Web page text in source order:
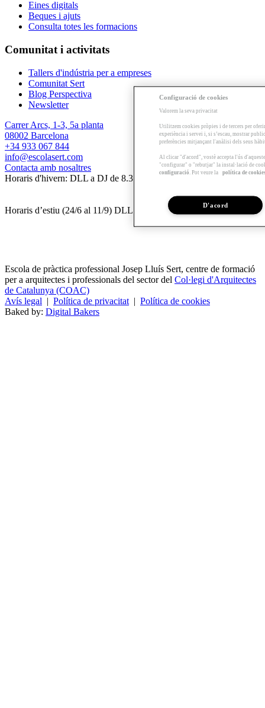
Eines digitals
Beques i ajuts
Consulta totes les formacions
Comunitat i activitats
Tallers d'indústria per a empreses
Comunitat Sert
Blog Perspectiva
Newsletter
Carrer Arcs, 1-3, 5a planta
08002 Barcelona
+34 933 067 844
info@escolasert.com
Contacta amb nosaltres
Horaris d'hivern: DLL a DJ de 8.30 a 16.30 h / DV de 8.30 a 14 h.
Horaris d’estiu (24/6 al 11/9) DLL a DV de 8.30 a 14 h.
Escola de pràctica professional Josep Lluís Sert, centre de formació
per a arquitectes i professionals del sector del Col·legi d'Arquitectes
de Catalunya (COAC)
Avís legal | Política de privacitat | Política de cookies
Baked by: Digital Bakers
Configuració de cookies
Valorem la seva privacitat
Utilitzem cookies pròpies i de tercers per
experiència i servei i, si s’escau, mostrar
preferències mitjançant l'anàlisi dels seus
Al clicar "d'acord", vostè accepta l'ús
"configurar" o "rebutjar" la instal·lació de
configuració . Pot veure la política de
D'acord